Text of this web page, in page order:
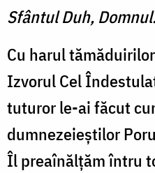
Sfântul Duh,
Cu harul
Izvorul Cel
tuturor le-ai făcut
dumnezeieştilor
Îl preaînălţăm întru